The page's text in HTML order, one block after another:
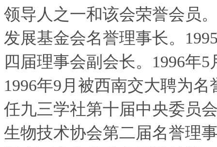
领导人之一和该会荣誉会员
发展基金会名誉理事长。
四届理事会副会长。1996年
1996年9月被西南交大聘为名
任九三学社第十届中央委员
生物技术协会第二届名誉理